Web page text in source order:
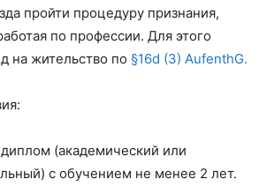
пройти процедуру признания,
по профессии. Для этого
на жительство по §16d (3) AufenthG.
(академический или
с обучением не менее 2 лет.